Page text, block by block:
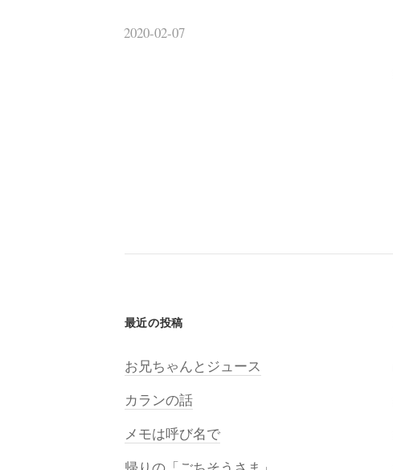
2020-02-07
最近の投稿
お兄ちゃんとジュース
カランの話
メモは呼び名で